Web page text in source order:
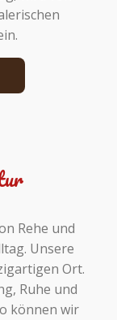
Rehe und
Unsere
Ort.
Ruhe und
können wir